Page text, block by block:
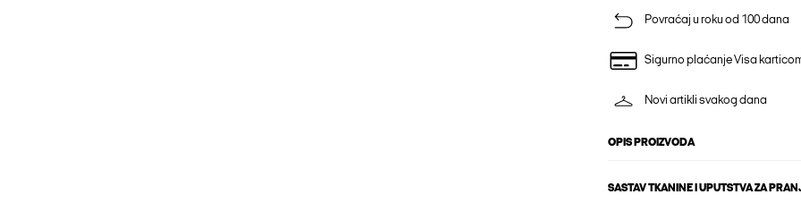
Povraćaj u roku od 100 dana
Sigurno plaćanje Visa
Novi artikli svakog dana
OPIS PROIZVODA
SASTAV TKANINE I UPUTSTVA ZA